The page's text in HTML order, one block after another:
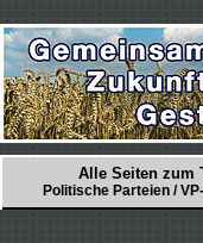
Alle Seiten zum
Politische Parteien /